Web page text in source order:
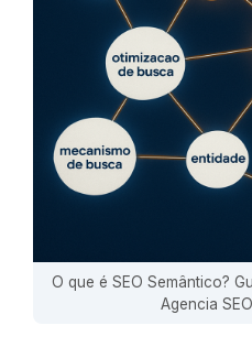
O que é SEO Semântico?
Agencia